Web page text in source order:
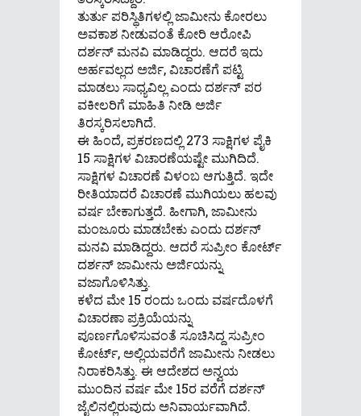
ತುರ್ತು ಪರಿಸ್ಥಿತಿಗಳಲ್ಲಿ ಜಾಮೀನು ಕೋರಲು
ಅವಕಾಶ ನೀಡುವಂತೆ ಕೋರಿ ಆರೋಪಿ
ದರ್ಶನ್‌ ಮನವಿ ಮಾಡಿದ್ದರು. ಆದರೆ ಇದು
ಅರ್ಹವಲ್ಲದ ಅರ್ಜಿ, ವಿಚಾರಣೆಗೆ ಪಟ್ಟಿ
ಮಾಡಲು ಸಾಧ್ಯವಿಲ್ಲ ಎಂದು ದರ್ಶನ್ ಪರ
ವಕೀಲರಿಗೆ ಮಾಹಿತಿ ನೀಡಿ ಅರ್ಜಿ
ತಿರಸ್ಕರಿಸಲಾಗಿದೆ.
ಈ ಹಿಂದೆ, ಪ್ರಕರಣದಲ್ಲಿ 273 ಸಾಕ್ಷಿಗಳ ಪೈಕಿ
15 ಸಾಕ್ಷಿಗಳ ವಿಚಾರಣೆಯಷ್ಟೇ ಮುಗಿದಿದೆ.
ಸಾಕ್ಷಿಗಳ ವಿಚಾರಣೆ ವಿಳಂಬ ಆಗುತ್ತಿದೆ. ಇದೇ
ರೀತಿಯಾದರೆ ವಿಚಾರಣೆ ಮುಗಿಯಲು ಹಲವು
ವರ್ಷ ಬೇಕಾಗುತ್ತದೆ. ಹೀಗಾಗಿ, ಜಾಮೀನು
ಮಂಜೂರು ಮಾಡಬೇಕು ಎಂದು ದರ್ಶನ್
ಮನವಿ ಮಾಡಿದ್ದರು. ಆದರೆ ಸುಪ್ರೀಂ ಕೋರ್ಟ್
ದರ್ಶನ್ ಜಾಮೀನು ಅರ್ಜಿಯನ್ನು
ವಜಾಗೊಳಿಸಿತ್ತು.
ಕಳೆದ ಮೇ 15 ರಂದು ಒಂದು ವರ್ಷದೊಳಗೆ
ವಿಚಾರಣಾ ಪ್ರಕ್ರಿಯೆಯನ್ನು
ಪೂರ್ಣಗೊಳಿಸುವಂತೆ ಸೂಚಿಸಿದ್ದ ಸುಪ್ರೀಂ
ಕೋರ್ಟ್‌, ಅಲ್ಲಿಯವರೆಗೆ ಜಾಮೀನು ನೀಡಲು
ನಿರಾಕರಿಸಿತ್ತು. ಈ ಆದೇಶದ ಅನ್ವಯ
ಮುಂದಿನ ವರ್ಷ ಮೇ 15ರ ವರೆಗೆ ದರ್ಶನ್‌
ಜೈಲಿನಲ್ಲಿರುವುದು ಅನಿವಾರ್ಯವಾಗಿದೆ.